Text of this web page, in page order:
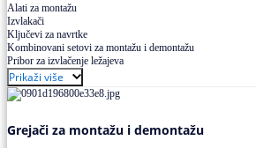
Alati za montažu
Izvlakači
Ključevi za navrtke
Kombinovani setovi za montažu i demontažu
Pribor za izvlačenje ležajeva
Prikaži više
Grejači za montažu i demontažu